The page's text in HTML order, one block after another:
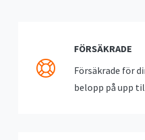
FÖRSÄKRADE
Försäkrade för
belopp på upp